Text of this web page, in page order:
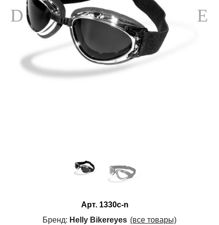
Арт. 1330c-n
Бренд: Helly Bikereyes (все товары)